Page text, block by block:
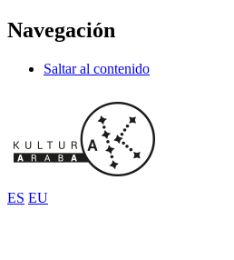
Navegación
Saltar al contenido
ES EU